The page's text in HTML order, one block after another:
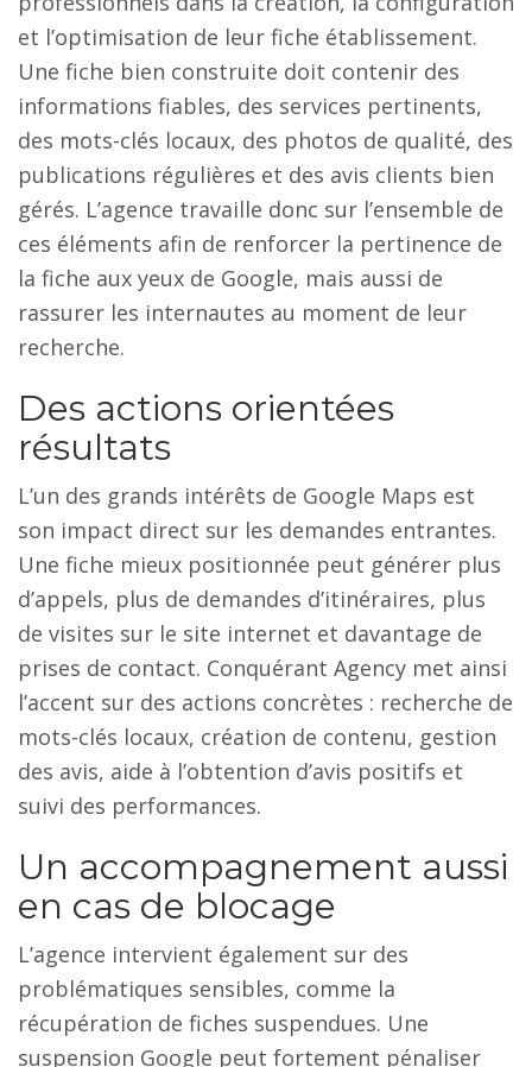
et l’optimisation de leur fiche établissement.
Une fiche bien construite doit contenir des
informations fiables, des services pertinents,
des mots-clés locaux, des photos de qualité, des
publications régulières et des avis clients bien
gérés. L’agence travaille donc sur l’ensemble de
ces éléments afin de renforcer la pertinence de
la fiche aux yeux de Google, mais aussi de
rassurer les internautes au moment de leur
recherche.
Des actions orientées
résultats
L’un des grands intérêts de Google Maps est
son impact direct sur les demandes entrantes.
Une fiche mieux positionnée peut générer plus
d’appels, plus de demandes d’itinéraires, plus
de visites sur le site internet et davantage de
prises de contact. Conquérant Agency met ainsi
l’accent sur des actions concrètes : recherche de
mots-clés locaux, création de contenu, gestion
des avis, aide à l’obtention d’avis positifs et
suivi des performances.
Un accompagnement aussi
en cas de blocage
L’agence intervient également sur des
problématiques sensibles, comme la
récupération de fiches suspendues. Une
suspension Google peut fortement pénaliser